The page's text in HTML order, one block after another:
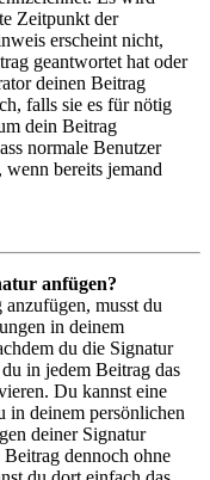
Zeitpunkt der
erscheint nicht,
geantwortet hat oder
deinen Beitrag
falls sie es für nötig
dein Beitrag
normale Benutzer
bereits jemand
anfügen?
musst du
in deinem
du die Signatur
in jedem Beitrag das
Du kannst eine
in deinem persönlichen
deiner Signatur
dennoch ohne